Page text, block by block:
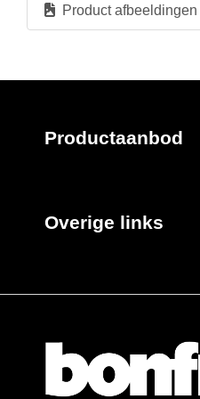
CR
Gepolijst verchroomd
Per zak
Nieuwe producten
Product afbeeldingen
Productaanbod
Overige links